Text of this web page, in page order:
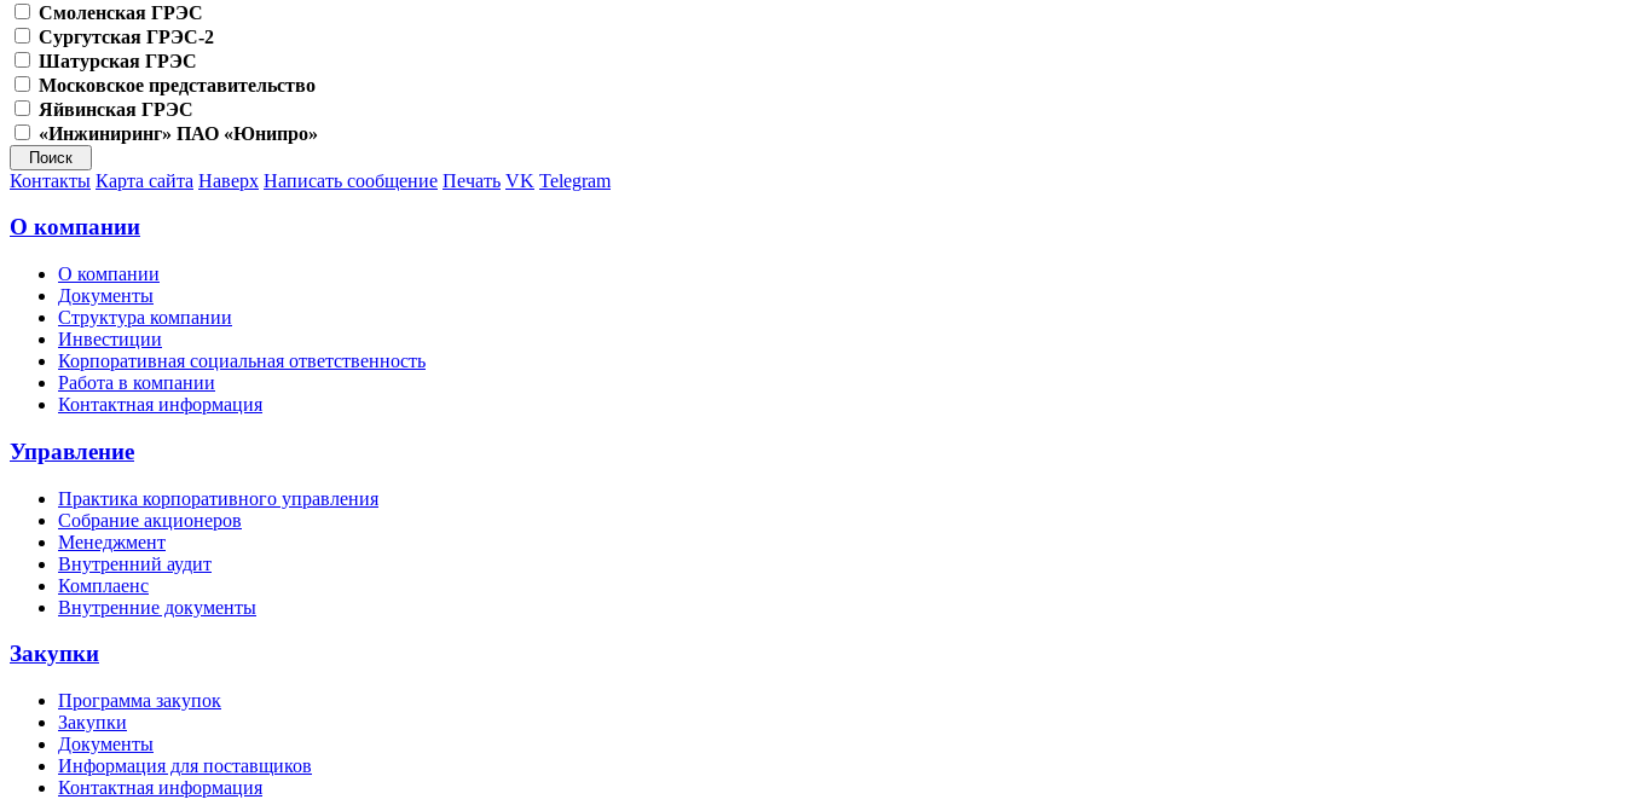
Смоленская ГРЭС
Сургутская ГРЭС-2
Шатурская ГРЭС
Московское представительство
Яйвинская ГРЭС
«Инжиниринг» ПАО «Юнипро»
Контакты Карта сайта Наверх Написать сообщение Печать VK Telegram
О компании
О компании
Документы
Структура компании
Инвестиции
Корпоративная социальная ответственность
Работа в компании
Контактная информация
Управление
Практика корпоративного управления
Собрание акционеров
Менеджмент
Внутренний аудит
Комплаенс
Внутренние документы
Закупки
Программа закупок
Закупки
Документы
Информация для поставщиков
Контактная информация